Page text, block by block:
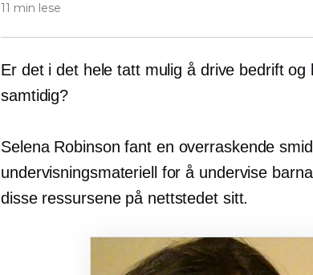
11 min lese
Er det i det hele tatt mulig å drive bedrift og
samtidig?
Selena Robinson fant en overraskende
undervisningsmateriell for å undervise
disse ressursene på nettstedet sitt.